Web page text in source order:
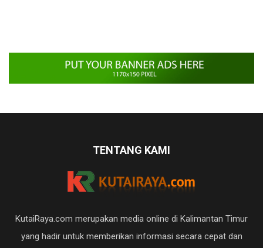
TENTANG KAMI
KutaiRaya.com merupakan media online di Kalimantan Timur
yang hadir untuk memberikan informasi secara cepat dan